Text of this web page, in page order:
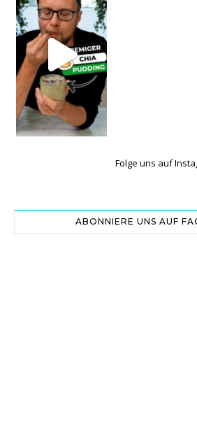
Folge uns auf
ABONNIERE UNS AUF